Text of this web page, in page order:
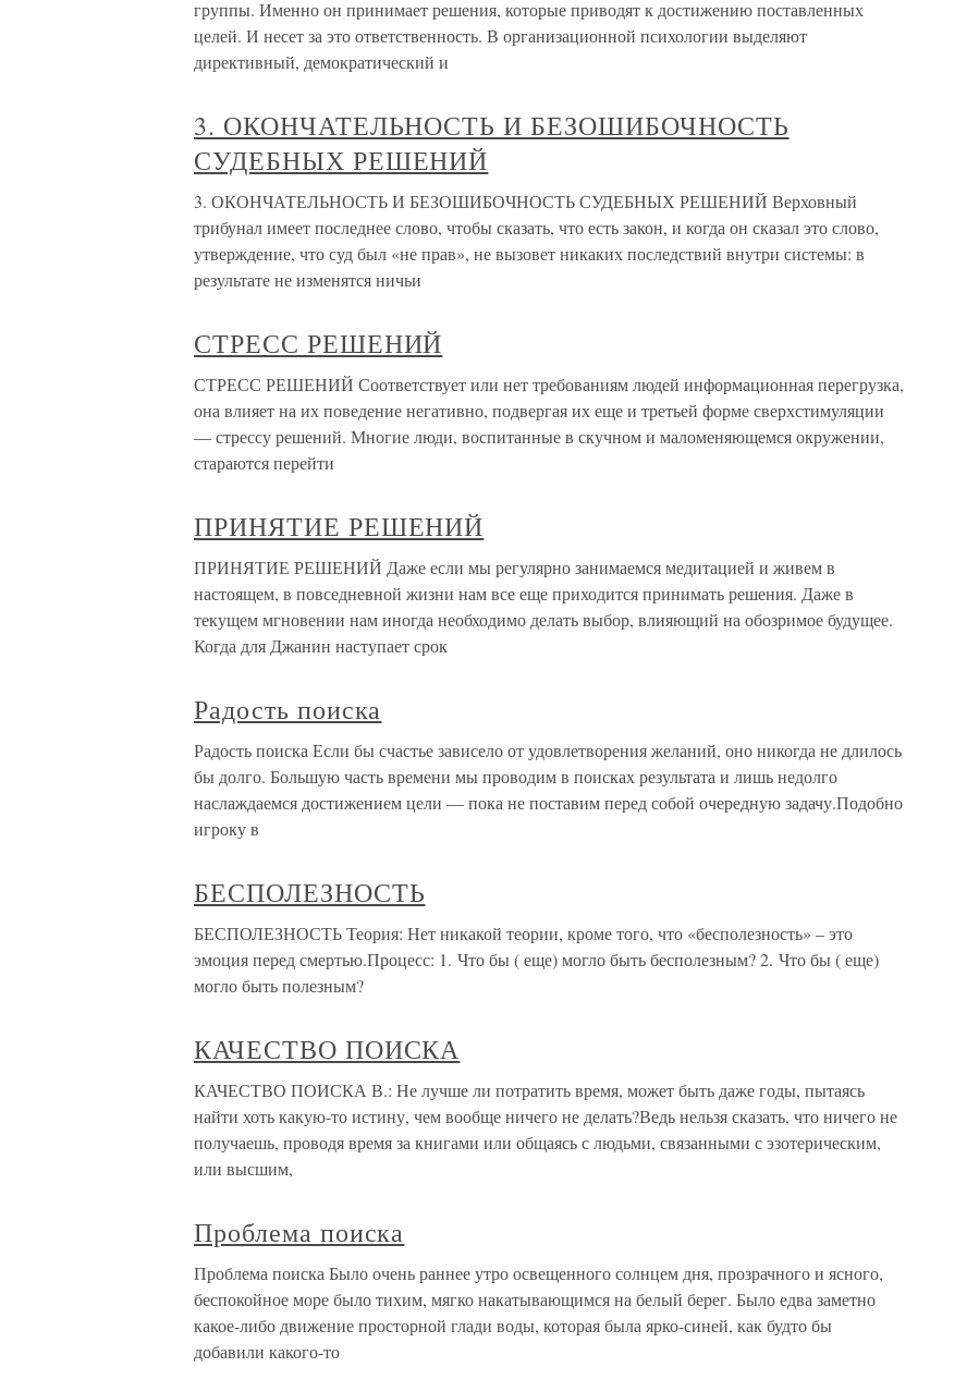
группы. Именно он принимает решения, которые приводят к достижению поставленных
целей. И несет за это ответственность. В организационной психологии выделяют
директивный, демократический и
3. ОКОНЧАТЕЛЬНОСТЬ И БЕЗОШИБОЧНОСТЬ
СУДЕБНЫХ РЕШЕНИЙ
3. ОКОНЧАТЕЛЬНОСТЬ И БЕЗОШИБОЧНОСТЬ СУДЕБНЫХ РЕШЕНИЙ Верховный
трибунал имеет последнее слово, чтобы сказать, что есть закон, и когда он сказал это слово,
утверждение, что суд был «не прав», не вызовет никаких последствий внутри системы: в
результате не изменятся ничьи
СТРЕСС РЕШЕНИЙ
СТРЕСС РЕШЕНИЙ Соответствует или нет требованиям людей информационная перегрузка,
она влияет на их поведение негативно, подвергая их еще и третьей форме сверхстимуляции
— стрессу решений. Многие люди, воспитанные в скучном и маломеняющемся окружении,
стараются перейти
ПРИНЯТИЕ РЕШЕНИЙ
ПРИНЯТИЕ РЕШЕНИЙ Даже если мы регулярно занимаемся медитацией и живем в
настоящем, в повседневной жизни нам все еще приходится принимать решения. Даже в
текущем мгновении нам иногда необходимо делать выбор, влияющий на обозримое будущее.
Когда для Джанин наступает срок
Радость поиска
Радость поиска Если бы счастье зависело от удовлетворения желаний, оно никогда не длилось
бы долго. Большую часть времени мы проводим в поисках результата и лишь недолго
наслаждаемся достижением цели — пока не поставим перед собой очередную задачу.Подобно
игроку в
БЕСПОЛЕЗНОСТЬ
БЕСПОЛЕЗНОСТЬ Теория: Нет никакой теории, кроме того, что «бесполезность» – это
эмоция перед смертью.Процесс: 1. Что бы ( еще) могло быть бесполезным? 2. Что бы ( еще)
могло быть полезным?
КАЧЕСТВО ПОИСКА
КАЧЕСТВО ПОИСКА В.: Не лучше ли потратить время, может быть даже годы, пытаясь
найти хоть какую-то истину, чем вообще ничего не делать?Ведь нельзя сказать, что ничего не
получаешь, проводя время за книгами или общаясь с людьми, связанными с эзотерическим,
или высшим,
Проблема поиска
Проблема поиска Было очень раннее утро освещенного солнцем дня, прозрачного и ясного,
беспокойное море было тихим, мягко накатывающимся на белый берег. Было едва заметно
какое-либо движение просторной глади воды, которая была ярко-синей, как будто бы
добавили какого-то